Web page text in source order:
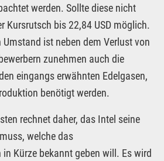
werden. Sollte diese nicht
Kursrutsch bis 22,84 USD möglich.
ist neben dem Verlust von
zunehmen auch die
eingangs erwähnten Edelgasen,
benötigt werden.
rechnet daher, das Intel seine
welche das
Kürze bekannt geben will. Es wird